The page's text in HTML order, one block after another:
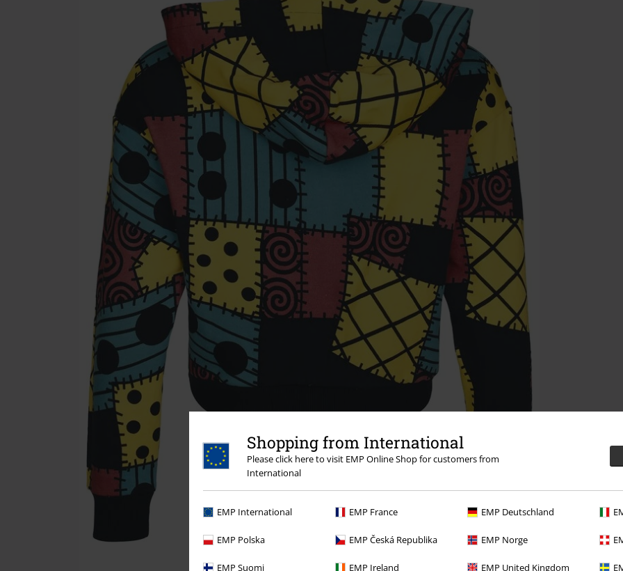
Shopping from International
Please click here to visit EMP Online Shop for customers from
International
EMP International EMP France EMP Deutschland
EMP Polska EMP Česká Republika EMP Norge
EMP Suomi EMP Ireland EMP United Kingdom